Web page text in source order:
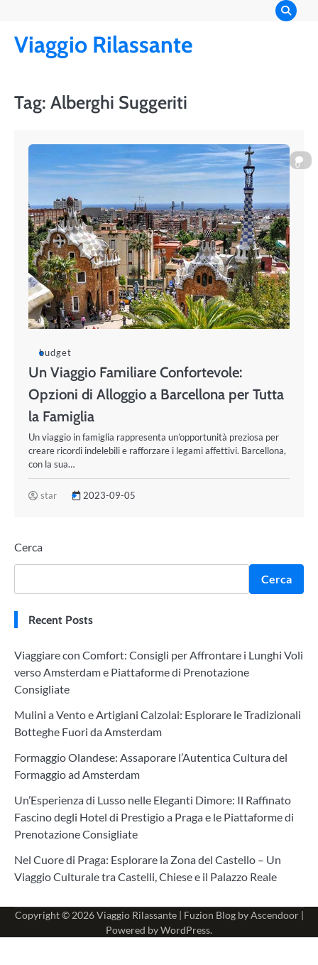
content
Viaggio Rilassante
Tag: Alberghi Suggeriti
0
budget
Un Viaggio Familiare Confortevole:
Opzioni di Alloggio a Barcellona per Tutta
la Famiglia
Un viaggio in famiglia rappresenta un’opportunità preziosa per
creare ricordi indelebili e rafforzare i legami affettivi. Barcellona,
con la sua…
star 2023-09-05
Cerca
Cerca
Recent Posts
Viaggiare con Comfort: Consigli per Affrontare i Lunghi Voli
verso Amsterdam e Piattaforme di Prenotazione
Consigliate
Mulini a Vento e Artigiani Calzolai: Esplorare le Tradizionali
Botteghe Fuori da Amsterdam
Formaggio Olandese: Assaporare l’Autentica Cultura del
Formaggio ad Amsterdam
Un’Esperienza di Lusso nelle Eleganti Dimore: Il Raffinato
Fascino degli Hotel di Prestigio a Praga e le Piattaforme di
Prenotazione Consigliate
Nel Cuore di Praga: Esplorare la Zona del Castello – Un
Viaggio Culturale tra Castelli, Chiese e il Palazzo Reale
Copyright © 2026Viaggio Rilassante| Fuzion Blog byAscendoor|
Powered byWordPress.